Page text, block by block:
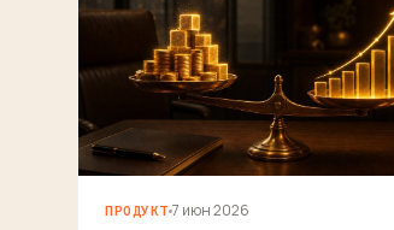
ПРОДУКТ 7 июн 2026